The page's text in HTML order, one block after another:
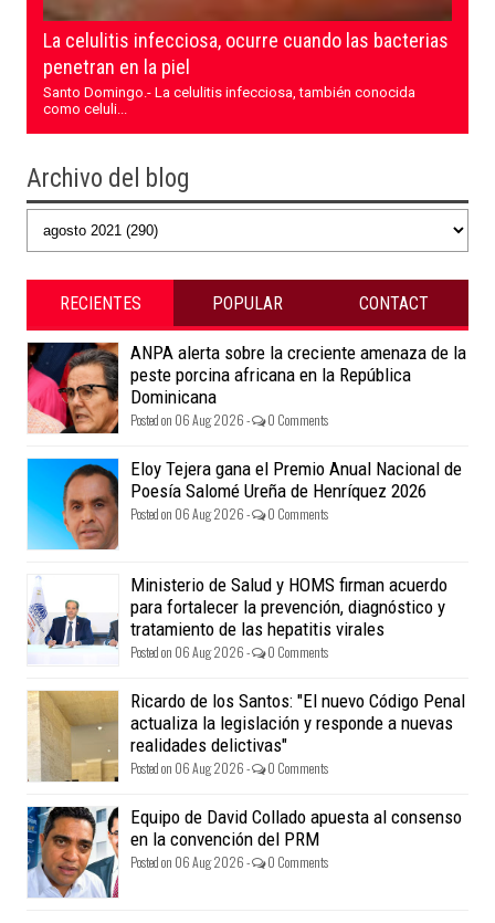
La celulitis infecciosa, ocurre cuando las bacterias
penetran en la piel
Santo Domingo.- La celulitis infecciosa, también conocida
como celuli...
Archivo del blog
RECIENTES POPULAR CONTACT
ANPA alerta sobre la creciente amenaza de la
peste porcina africana en la República
Dominicana
Posted on 06 Aug 2026 - 0 Comments
Eloy Tejera gana el Premio Anual Nacional de
Poesía Salomé Ureña de Henríquez 2026
Posted on 06 Aug 2026 - 0 Comments
Ministerio de Salud y HOMS firman acuerdo
para fortalecer la prevención, diagnóstico y
tratamiento de las hepatitis virales
Posted on 06 Aug 2026 - 0 Comments
Ricardo de los Santos: "El nuevo Código Penal
actualiza la legislación y responde a nuevas
realidades delictivas"
Posted on 06 Aug 2026 - 0 Comments
Equipo de David Collado apuesta al consenso
en la convención del PRM
Posted on 06 Aug 2026 - 0 Comments